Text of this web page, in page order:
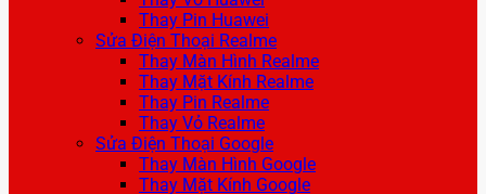
Thay Pin Huawei
Sửa Điện Thoại Realme
Thay Màn Hình Realme
Thay Mặt Kính Realme
Thay Pin Realme
Thay Vỏ Realme
Sửa Điện Thoại Google
Thay Màn Hình Google
Thay Mặt Kính Google